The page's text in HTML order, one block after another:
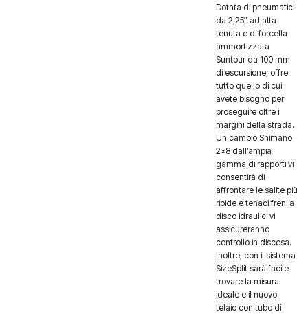
Dotata di pneumatici
da 2,25″ ad alta
tenuta e di forcella
ammortizzata
Suntour da 100 mm
di escursione, offre
tutto quello di cui
avete bisogno per
proseguire oltre i
margini della strada.
Un cambio Shimano
2×8 dall’ampia
gamma di rapporti vi
consentirà di
affrontare le salite più
ripide e tenaci freni a
disco idraulici vi
assicureranno
controllo in discesa.
Inoltre, con il sistema
SizeSplit sarà facile
trovare la misura
ideale e il nuovo
telaio con tubo di